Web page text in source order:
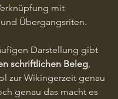
mit
Übergangsriten.
Darstellung gibt
schriftlichen Beleg
zur Wikingerzeit genau
genau das macht es